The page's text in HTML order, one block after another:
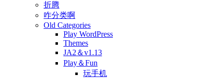
折腾
咋分类啊
Old Categories
Play WordPress
Themes
JA2＆v1.13
Play＆Fun
玩手机